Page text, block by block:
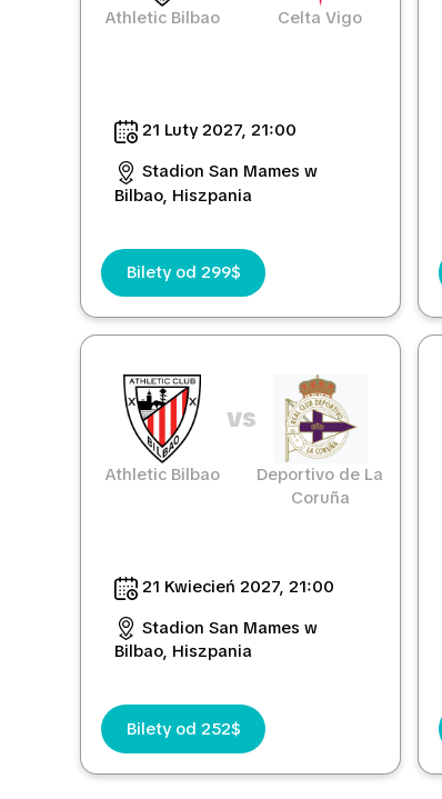
Athletic Bilbao Celta Vigo
21 Luty 2027, 21:00
Stadion San Mames w
Bilbao, Hiszpania
Bilety od 299$
Athletic Bilbao
vs
Deportivo de La
Coruña
21 Kwiecień 2027, 21:00
Stadion San Mames w
Bilbao, Hiszpania
Bilety od 252$